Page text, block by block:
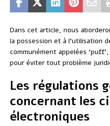
Dans cet article, nous
la possession et à l’utilisation
communément appelées
pour éviter tout problème
Les régulations
concernant les
électroniques